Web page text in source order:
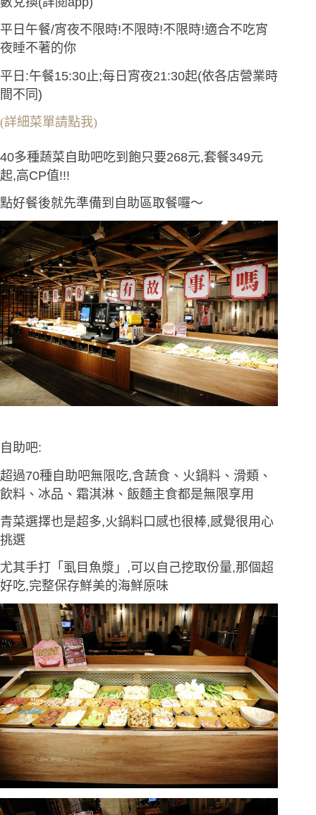
平日午餐/宵夜不限時!不限時!不限時!適合不吃宵
夜睡不著的你
平日:午餐15:30止;每日宵夜21:30起(依各店營業時
間不同)
(詳細菜單請點我)
40多種蔬菜自助吧吃到飽只要268元,套餐349元
起,高CP值!!!
點好餐後就先準備到自助區取餐囉〜
自助吧:
超過70種自助吧無限吃,含蔬食、火鍋料、滑類、
飲料、冰品、霜淇淋、飯麵主食都是無限享用
青菜選擇也是超多,火鍋料口感也很棒,感覺很用心
挑選
尤其手打「虱目魚漿」,可以自己挖取份量,那個超
好吃,完整保存鮮美的海鮮原味